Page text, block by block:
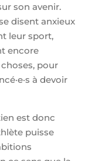
son avenir.
disent anxieux
leur sport,
encore
pour
à devoir
est donc
puisse